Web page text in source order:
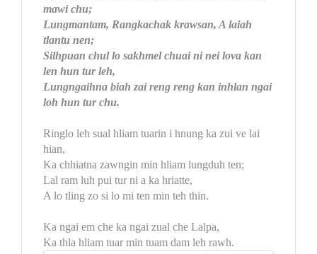
mawi chu;
Lungmantam, Rangkachak krawsan, A laiah
tlantu nen;
Silhpuan chul lo sakhmel chuai ni nei lova kan
len hun tur leh,
Lungngaihna biah zai reng reng kan inhlan ngai
loh hun tur chu.
Ringlo leh sual hliam tuarin i hnung ka zui ve lai
hian,
Ka chhiatna zawngin min hliam lungduh ten;
Lal ram luh pui tur ni a ka hriatte,
A lo tling zo si lo mi ten min teh thin.
Ka ngai em che ka ngai zual che Lalpa,
Ka thla hliam tuar min tuam dam leh rawh.